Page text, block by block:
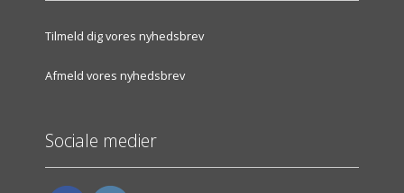
Tilmeld dig vores nyhedsbrev
Afmeld vores nyhedsbrev
Sociale medier